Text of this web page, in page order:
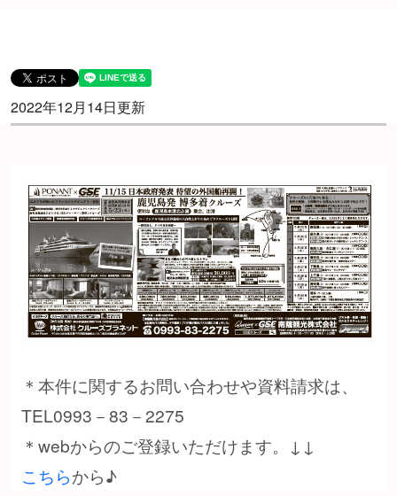
2022年12月14日更新
＊本件に関するお問い合わせや資料請求は、
TEL0993－83－2275
＊webからのご登録いただけます。↓↓
こちらから♪